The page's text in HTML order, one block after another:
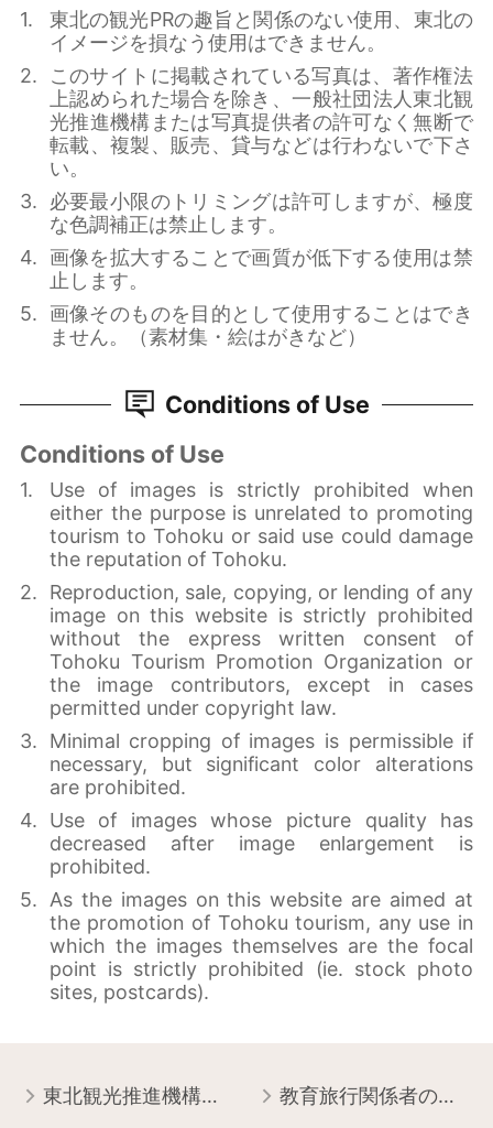
東北の観光PRの趣旨と関係のない使用、東北の
イメージを損なう使用はできません。
このサイトに掲載されている写真は、著作権法
上認められた場合を除き、一般社団法人東北観
光推進機構または写真提供者の許可なく無断で
転載、複製、販売、貸与などは行わないで下さ
い。
必要最小限のトリミングは許可しますが、極度
な色調補正は禁止します。
画像を拡大することで画質が低下する使用は禁
止します。
画像そのものを目的として使用することはでき
ません。（素材集・絵はがきなど）
Conditions of Use
Conditions of Use
Use of images is strictly prohibited when
either the purpose is unrelated to promoting
tourism to Tohoku or said use could damage
the reputation of Tohoku.
Reproduction, sale, copying, or lending of any
image on this website is strictly prohibited
without the express written consent of
Tohoku Tourism Promotion Organization or
the image contributors, except in cases
permitted under copyright law.
Minimal cropping of images is permissible if
necessary, but significant color alterations
are prohibited.
Use of images whose picture quality has
decreased after image enlargement is
prohibited.
As the images on this website are aimed at
the promotion of Tohoku tourism, any use in
which the images themselves are the focal
point is strictly prohibited (ie. stock photo
sites, postcards).
東北観光推進機構について 教育旅行関係者の皆様へ